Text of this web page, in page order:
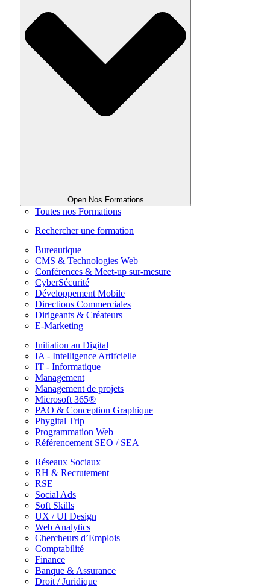
Open Nos Formations
Toutes nos Formations
Rechercher une formation
Bureautique
CMS & Technologies Web
Conférences & Meet-up sur-mesure
CyberSécurité
Développement Mobile
Directions Commerciales
Dirigeants & Créateurs
E-Marketing
Initiation au Digital
IA - Intelligence Artifcielle
IT - Informatique
Management
Management de projets
Microsoft 365®
PAO & Conception Graphique
Phygital Trip
Programmation Web
Référencement SEO / SEA
Réseaux Sociaux
RH & Recrutement
RSE
Social Ads
Soft Skills
UX / UI Design
Web Analytics
Chercheurs d’Emplois
Comptabilité
Finance
Banque & Assurance
Droit / Juridique